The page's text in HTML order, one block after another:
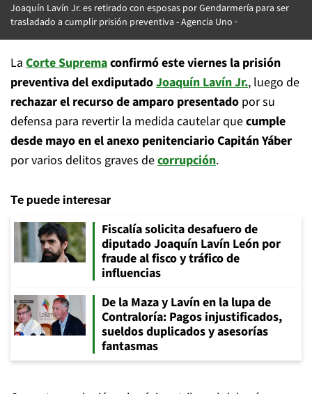
Joaquín Lavín Jr. es retirado con esposas por Gendarmería para ser
trasladado a cumplir prisión preventiva -Agencia Uno
La Corte Supremaconfirmó este viernes la prisión
preventiva del exdiputadoJoaquín Lavín Jr., luego de
rechazar el recurso de amparo presentado por su
defensa para revertir la medida cautelar quecumple
desde mayo en el anexo penitenciario Capitán Yáber
por varios delitos graves decorrupción.
Te puede interesar
Fiscalía solicita desafuero de
diputado Joaquín Lavín León por
fraude al fisco y tráfico de
influencias
De la Maza y Lavín en la lupa de
Contraloría: Pagos injustificados,
sueldos duplicados y asesorías
fantasmas